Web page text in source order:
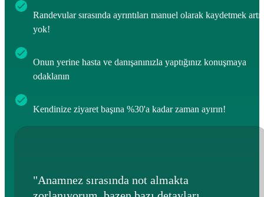
Randevular sırasında ayrıntıları manuel olarak kaydetmek
yok!
Onun yerine hasta ve danışanınızla yaptığınız konuşmaya
odaklanın
Kendinize ziyaret başına %30'a kadar zaman ayırın!
"Anamnez sırasında not almakta